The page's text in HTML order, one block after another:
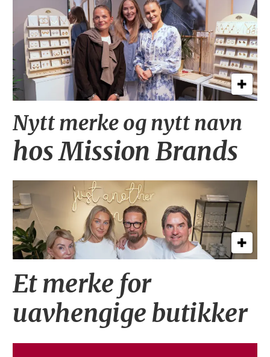
Nytt merke og nytt navn
hos Mission Brands
Et merke for
uavhengige butikker